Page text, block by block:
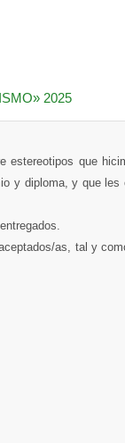
2025
estereotipos que
y diploma, y que les
as, tal y